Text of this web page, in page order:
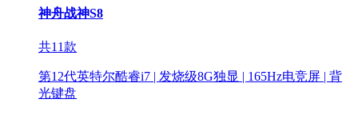
神舟战神S8
共11款
第12代英特尔酷睿i7 | 发烧级8G独显 | 165Hz电竞屏 | 背
光键盘